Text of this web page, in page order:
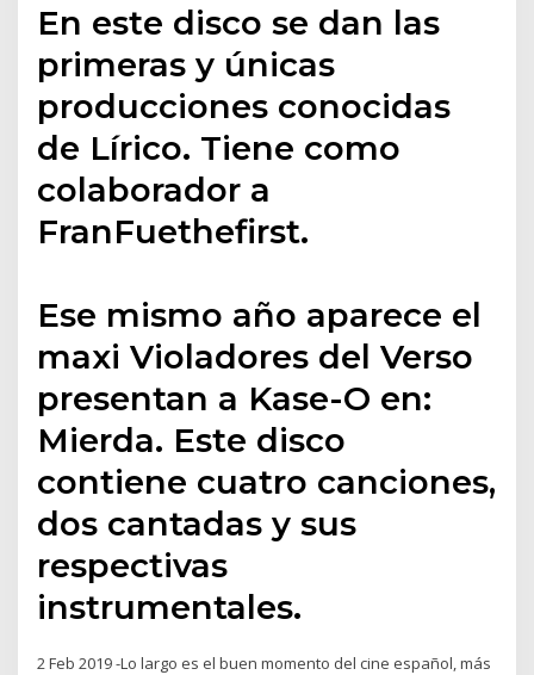
En este disco se dan las
primeras y únicas
producciones conocidas
de Lírico. Tiene como
colaborador a
FranFuethefirst.
Ese mismo año aparece el
maxi Violadores del Verso
presentan a Kase-O en:
Mierda. Este disco
contiene cuatro canciones,
dos cantadas y sus
respectivas
instrumentales.
2 Feb 2019 -Lo largo es el buen momento del cine español, más